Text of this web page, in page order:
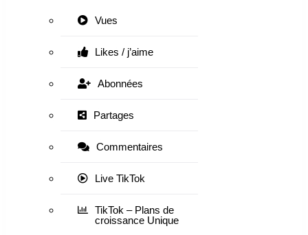
Vues
Likes / j’aime
Abonnées
Partages
Commentaires
Live TikTok
TikTok – Plans de
croissance Unique